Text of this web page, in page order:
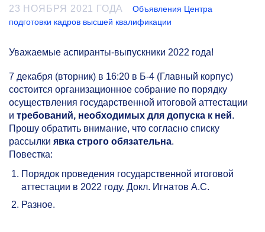
23 НОЯБРЯ 2021 ГОДА
Объявления Центра
подготовки кадров высшей квалификации
Уважаемые аспиранты-выпускники 2022 года!
7 декабря (вторник) в 16:20 в Б-4 (Главный корпус)
состоится организационное собрание по порядку
осуществления государственной итоговой аттестации
и требований, необходимых для допуска к ней.
Прошу обратить внимание, что согласно списку
рассылки явка строго обязательна.
Повестка:
Порядок проведения государственной итоговой
аттестации в 2022 году. Докл. Игнатов А.С.
Разное.